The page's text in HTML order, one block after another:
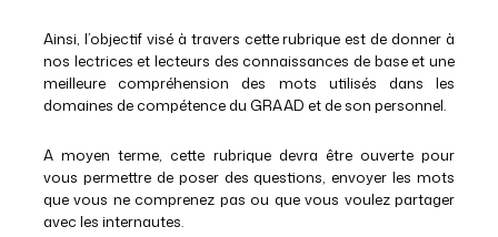
Ainsi, l’objectif visé à travers cette rubrique est de donner à
nos lectrices et lecteurs des connaissances de base et une
meilleure compréhension des mots utilisés dans les
domaines de compétence du GRAAD et de son personnel.
A moyen terme, cette rubrique devra être ouverte pour
vous permettre de poser des questions, envoyer les mots
que vous ne comprenez pas ou que vous voulez partager
avec les internautes.